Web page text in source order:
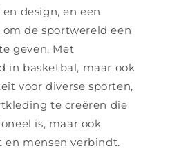
design, en een
de sportwereld een
geven. Met
in basketbal, maar ook
voor diverse sporten,
te creëren die
is, maar ook
en mensen verbindt.